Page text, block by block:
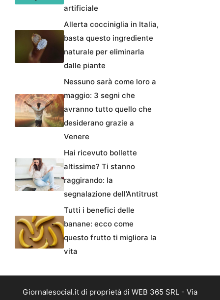
artificiale
Allerta cocciniglia in Italia,
basta questo ingrediente
naturale per eliminarla
dalle piante
Nessuno sarà come loro a
maggio: 3 segni che
avranno tutto quello che
desiderano grazie a
Venere
Hai ricevuto bollette
altissime? Ti stanno
raggirando: la
segnalazione dell’Antitrust
Tutti i benefici delle
banane: ecco come
questo frutto ti migliora la
vita
Giornalesocial.it di proprietà di WEB 365 SRL - Via